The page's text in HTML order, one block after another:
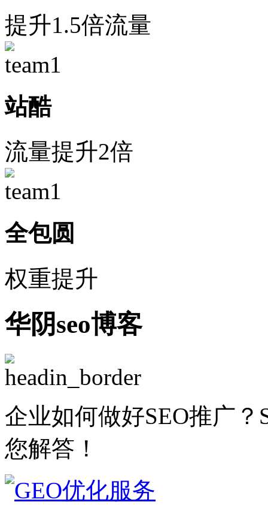
提升1.5倍流量
站酷
流量提升2倍
全包圆
权重提升
华阴seo博客
企业如何做好SEO推广
您解答！